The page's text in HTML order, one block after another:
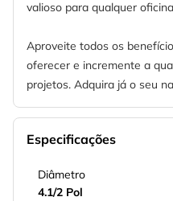
valioso para qualquer
Aproveite todos os
oferecer e incremente a
projetos. Adquira já o seu na
Especificações
Diâmetro
4.1/2 Pol